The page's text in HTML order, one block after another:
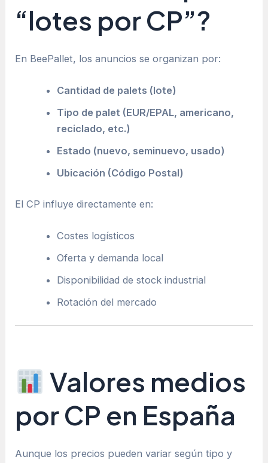
“lotes por CP”?
En BeePallet, los anuncios se organizan por:
Cantidad de palets (lote)
Tipo de palet (EUR/EPAL, americano,
reciclado, etc.)
Estado (nuevo, seminuevo, usado)
Ubicación (Código Postal)
El CP influye directamente en:
Costes logísticos
Oferta y demanda local
Disponibilidad de stock industrial
Rotación del mercado
Valores medios
por CP en España
Aunque los precios pueden variar según tipo y